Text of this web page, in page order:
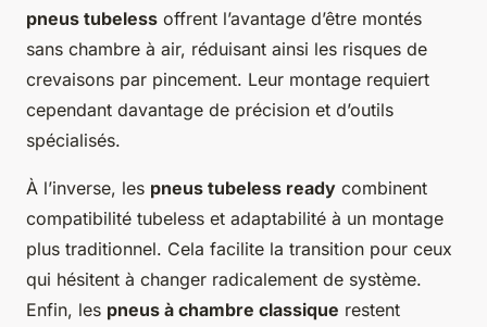
pneus tubeless offrent l’avantage d’être montés
sans chambre à air, réduisant ainsi les risques de
crevaisons par pincement. Leur montage requiert
cependant davantage de précision et d’outils
spécialisés.
À l’inverse, les pneus tubeless ready combinent
compatibilité tubeless et adaptabilité à un montage
plus traditionnel. Cela facilite la transition pour ceux
qui hésitent à changer radicalement de système.
Enfin, les pneus à chambre classique restent